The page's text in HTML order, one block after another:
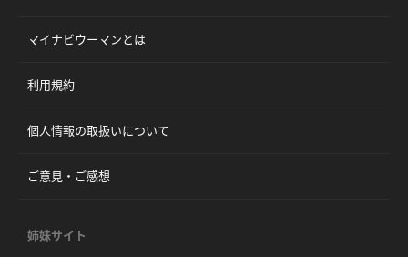
マイナビウーマンとは
利用規約
個人情報の取扱いについて
ご意見・ご感想
姉妹サイト